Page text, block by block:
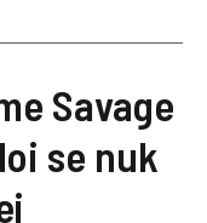
Savage
se nuk